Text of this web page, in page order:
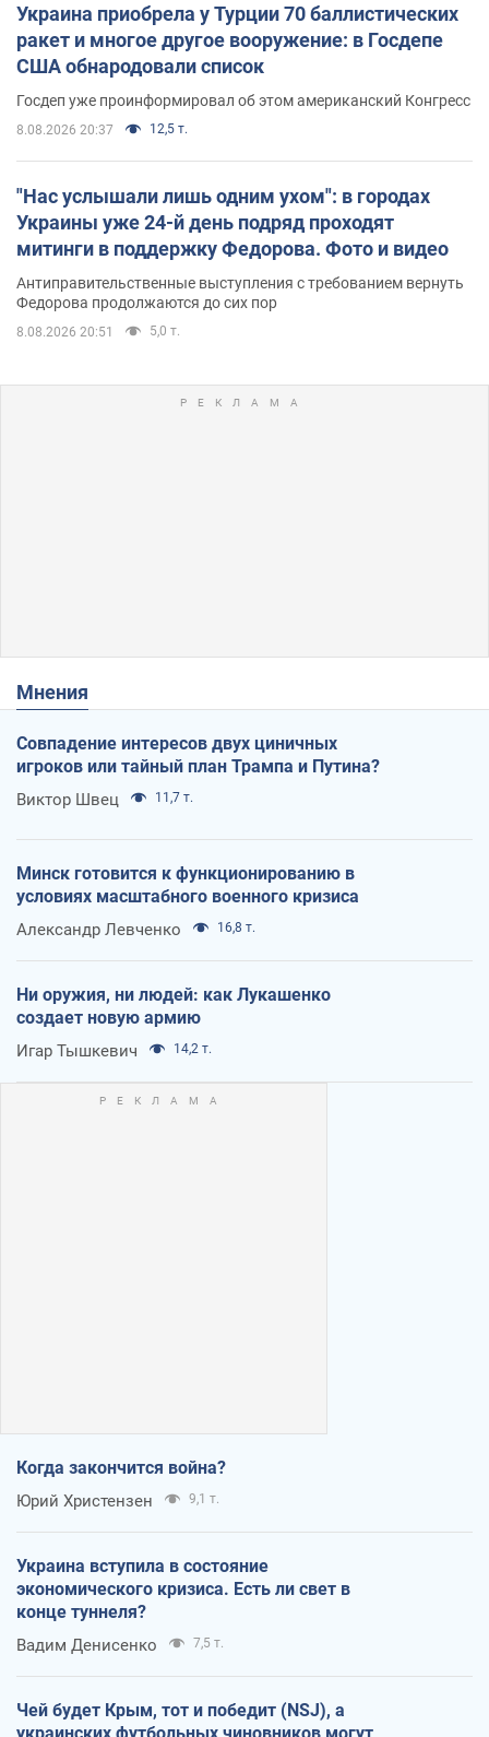
Украина приобрела у Турции 70 баллистических
ракет и многое другое вооружение: в Госдепе
США обнародовали список
Госдеп уже проинформировал об этом американский Конгресс
8.08.2026 20:37 12,5 т.
"Нас услышали лишь одним ухом": в городах
Украины уже 24-й день подряд проходят
митинги в поддержку Федорова. Фото и видео
Антиправительственные выступления с требованием вернуть
Федорова продолжаются до сих пор
8.08.2026 20:51 5,0 т.
Мнения
Совпадение интересов двух циничных
игроков или тайный план Трампа и Путина?
Виктор Швец 11,7 т.
Минск готовится к функционированию в
условиях масштабного военного кризиса
Александр Левченко 16,8 т.
Ни оружия, ни людей: как Лукашенко
создает новую армию
Игар Тышкевич 14,2 т.
Когда закончится война?
Юрий Христензен 9,1 т.
Украина вступила в состояние
экономического кризиса. Есть ли свет в
конце туннеля?
Вадим Денисенко 7,5 т.
Чей будет Крым, тот и победит (NSJ), а
украинских футбольных чиновников могут